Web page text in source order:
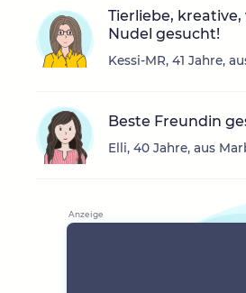
Tierliebe,
Nudel gesucht!
Kessi-MR, 41 Jahre,
Beste Freundin
Elli, 40 Jahre, aus